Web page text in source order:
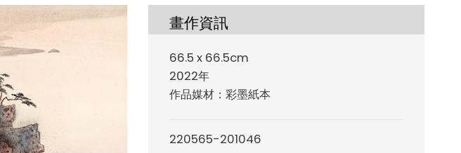
畫作資訊
66.5 x 66.5cm
2022年
作品媒材：彩墨紙本
220565-201046